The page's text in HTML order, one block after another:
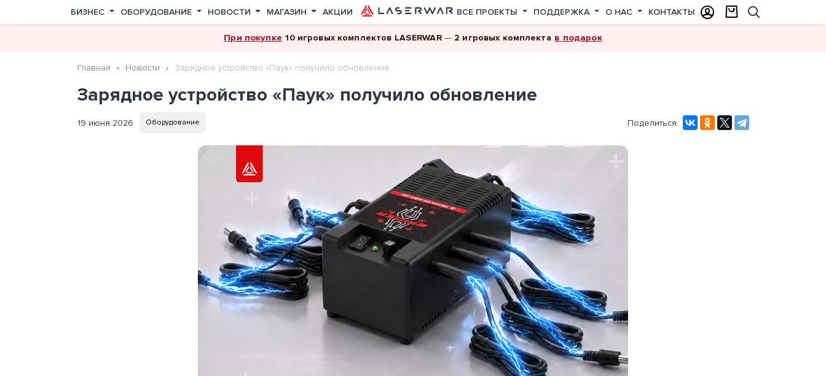
БИЗНЕС ОБОРУДОВАНИЕ НОВОСТИ МАГАЗИН АКЦИИ ВСЕ ПРОЕКТЫ ПОДДЕРЖКА О НАС КОНТАКТЫ
При покупке 10 игровых комплектов LASERWAR— 2 игровых комплекта в подарок
Главная Новости Зарядное устройство «Паук» получило обновление
Зарядное устройство «Паук» получило обновление
19 июня 2026 Оборудование Поделиться